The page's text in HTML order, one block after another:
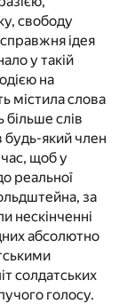
свободу
ідея
у такій
на
містила слова
більше слів
будь-який член
час, щоб у
реальної
за
нескінченні
абсолютно
солдатських
голосу.